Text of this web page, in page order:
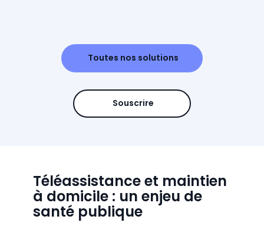
Toutes nos solutions
Souscrire
Téléassistance et maintien
à domicile : un enjeu de
santé publique